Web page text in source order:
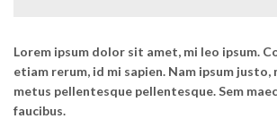
Lorem ipsum dolor sit amet, mi leo ipsum.
etiam rerum, id mi sapien. Nam ipsum justo,
metus pellentesque pellentesque. Sem
faucibus.